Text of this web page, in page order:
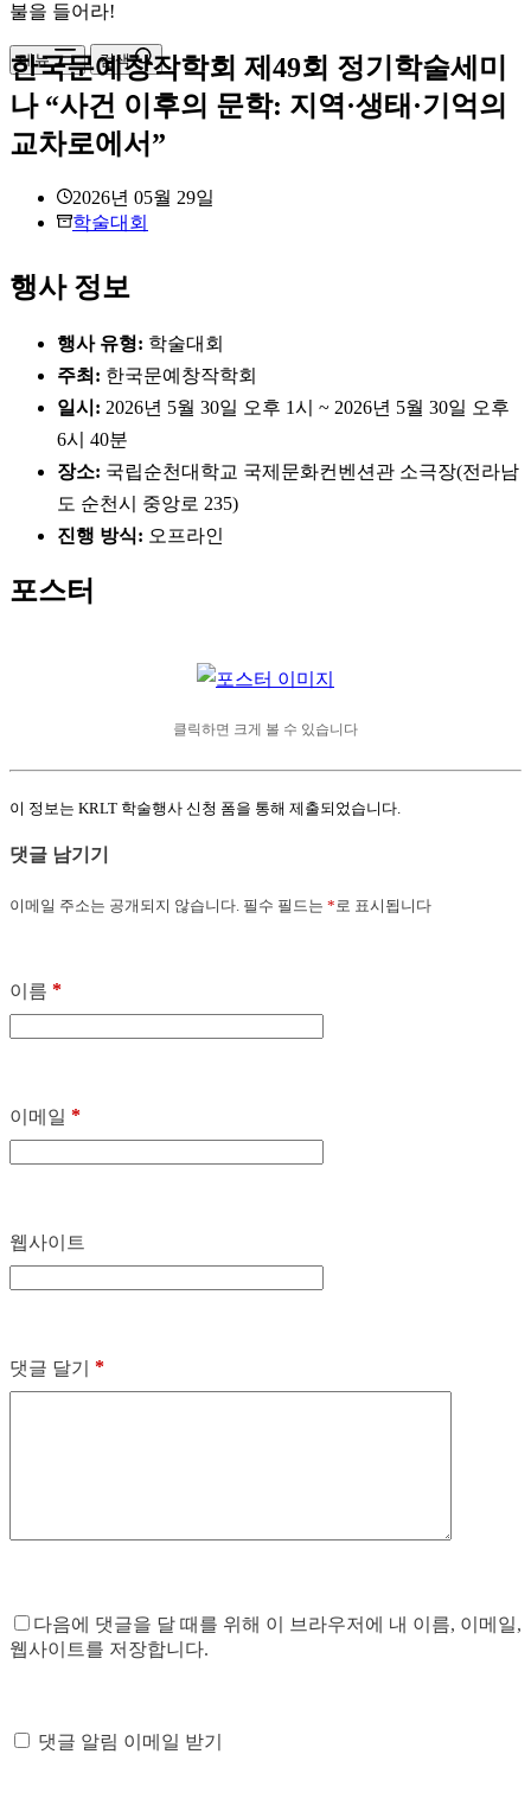
불을 들어라!
메뉴 검색
한국문예창작학회 제49회 정기학술세미
나 “사건 이후의 문학: 지역·생태·기억의
교차로에서”
2026년 05월 29일
학술대회
행사 정보
행사 유형: 학술대회
주최: 한국문예창작학회
일시: 2026년 5월 30일 오후 1시 ~ 2026년 5월 30일 오후
6시 40분
장소: 국립순천대학교 국제문화컨벤션관 소극장(전라남
도 순천시 중앙로 235)
진행 방식: 오프라인
포스터
클릭하면 크게 볼 수 있습니다
이 정보는 KRLT 학술행사 신청 폼을 통해 제출되었습니다.
댓글 남기기
이메일 주소는 공개되지 않습니다. 필수 필드는 * 로 표시됩니다
이름 *
이메일 *
웹사이트
댓글 달기 *
다음에 댓글을 달 때를 위해 이 브라우저에 내 이름, 이메일,
웹사이트를 저장합니다.
댓글 알림 이메일 받기